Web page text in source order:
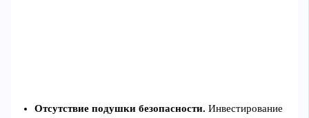
Отсутствие подушки безопасности. Инвестирование